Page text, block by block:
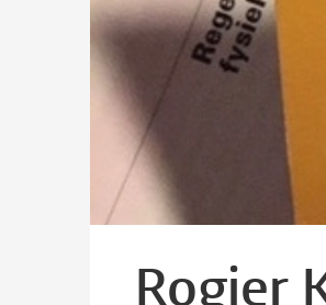
Rogier